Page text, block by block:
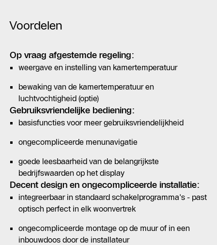
Voordelen
Op vraag afgestemde regeling:
weergave en instelling van kamertemperatuur
bewaking van de kamertemperatuur en
luchtvochtigheid (optie)
Gebruiksvriendelijke bediening:
basisfuncties voor meer gebruiksvriendelijkheid
ongecompliceerde menunavigatie
goede leesbaarheid van de belangrijkste
bedrijfswaarden op het display
Decent design en ongecompliceerde installatie:
integreerbaar in standaard schakelprogramma's - past
optisch perfect in elk woonvertrek
ongecompliceerde montage op de muur of in een
inbouwdoos door de installateur